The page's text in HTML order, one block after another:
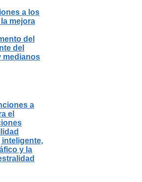
a los
mejora
del
del
medianos
a
el
y la